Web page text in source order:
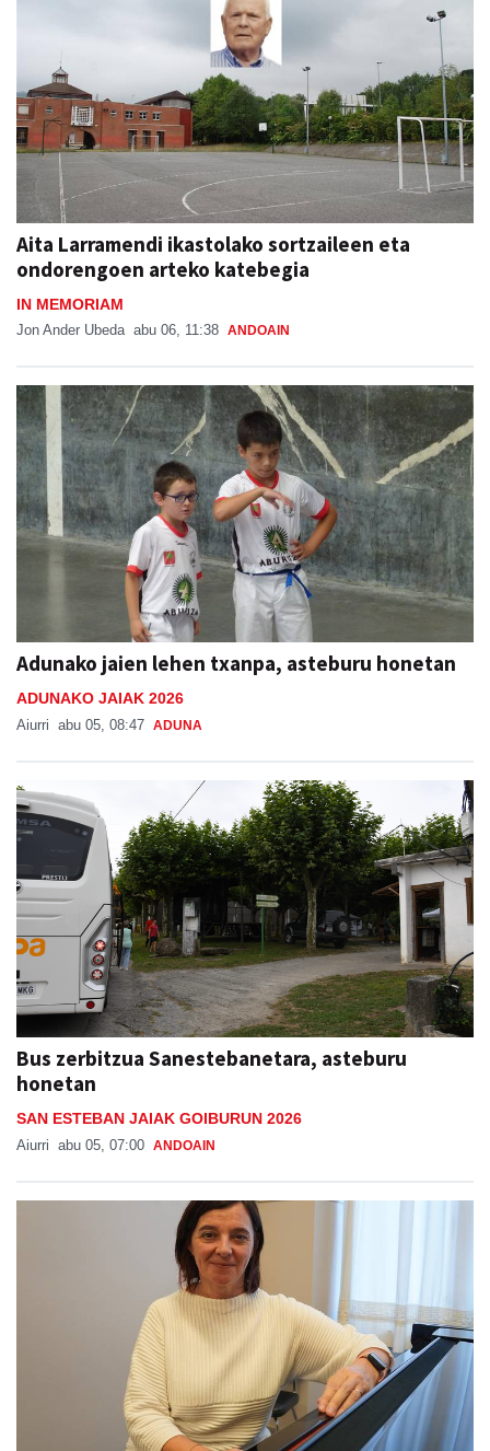
Aita Larramendi ikastolako sortzaileen eta
ondorengoen arteko katebegia
IN MEMORIAM
Jon Ander Ubeda abu 06, 11:38 ANDOAIN
Adunako jaien lehen txanpa, asteburu honetan
ADUNAKO JAIAK 2026
Aiurri abu 05, 08:47 ADUNA
Bus zerbitzua Sanestebanetara, asteburu
honetan
SAN ESTEBAN JAIAK GOIBURUN 2026
Aiurri abu 05, 07:00 ANDOAIN